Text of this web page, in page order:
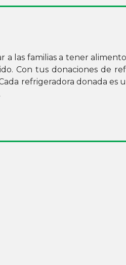
a las familias a tener
Con tus donaciones de
refrigeradora donada es